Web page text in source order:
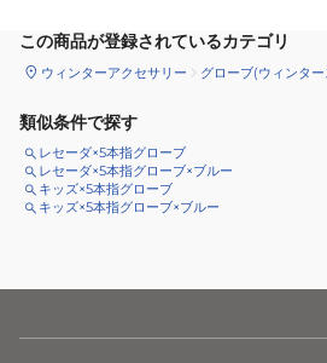
この商品が登録されているカテゴリ
ウィンターアクセサリー グローブ(ウィンタ
類似条件で探す
レセーダ×5本指グローブ
レセーダ×5本指グローブ×ブルー
キッズ×5本指グローブ
キッズ×5本指グローブ×ブルー